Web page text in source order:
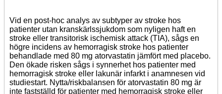
Vid en post-hoc analys av subtyper av stroke hos
patienter utan kranskärlssjukdom som nyligen haft en
stroke eller transitorisk ischemisk attack (TIA), sågs en
högre incidens av hemorragisk stroke hos patienter
behandlade med 80 mg atorvastatin jämfört med placebo.
Den ökade risken sågs i synnerhet hos patienter med
hemorragisk stroke eller lakunär infarkt i anamnesen vid
studiestart. Nytta/riskbalansen för atorvastatin 80 mg är
inte fastställd för patienter med hemorragisk stroke eller